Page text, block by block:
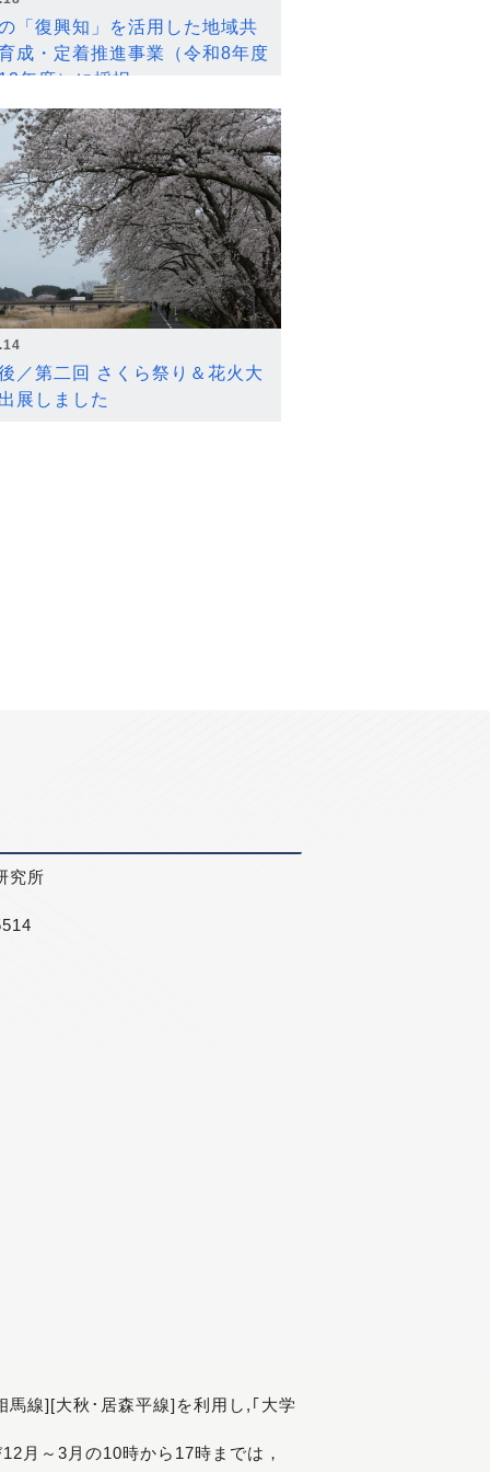
「復興知」を活用した地域共
成・定着推進事業（令和8年度
年度）に採択
／第二回 さくら祭り＆花火大
展しました
究所
線][大秋･居森平線]を利用し,｢大学
月～3月の10時から17時までは，